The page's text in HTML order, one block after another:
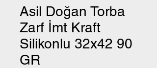
Asil Doğan Torba
Zarf İmt Kraft
Silikonlu 32x42 90
GR